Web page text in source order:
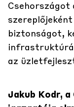
Csehországot
biztonságot,
az
Jakub Kodr,